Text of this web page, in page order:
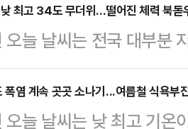
과 강원 내륙˙산지, 충청
원 내륙·산지, 충청권
전남 남해안, 울산·경
·경북, 울릉도·독도
최고 34도 무더위...떨어진 체력 북
오늘 날씨는 전국 대부분
겠다.기상청은 "전국이
감온도가 33도 안팎으로
▲서울, 인천, 경기, 서
염 계속 곳곳 소나기...여름철 식욕부
오늘 날씨는 낮 최고 기